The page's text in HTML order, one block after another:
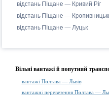
відстань Піщане — Кривий Ріг
відстань Піщане —
відстань Піщане — Луцьк
Вільні вантажі й попутний
вантажі Полтава — Львів
вантажні перевезення Полтава —